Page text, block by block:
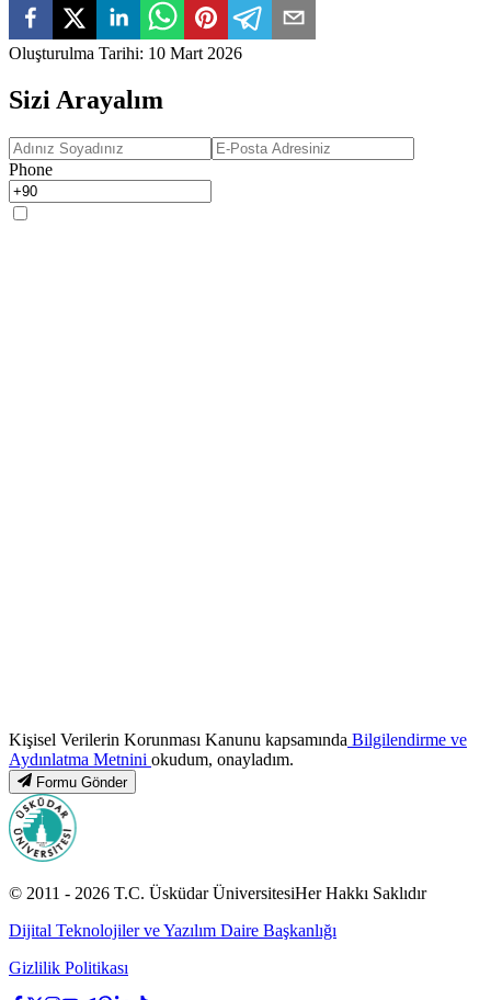
Oluşturulma Tarihi: 10 Mart 2026
Sizi Arayalım
Phone
Kişisel Verilerin Korunması Kanunu kapsamında Bilgilendirme ve
Aydınlatma Metnini okudum, onayladım.
Formu Gönder
© 2011 - 2026 T.C. Üsküdar ÜniversitesiHer Hakkı Saklıdır
Dijital Teknolojiler ve Yazılım Daire Başkanlığı
Gizlilik Politikası